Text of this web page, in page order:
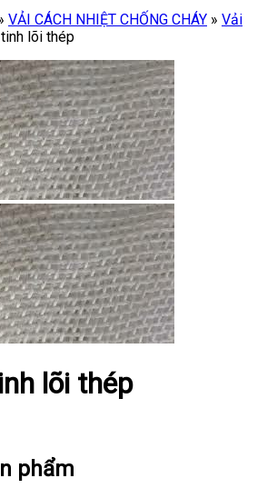
VẢI CÁCH NHIỆT CHỐNG CHÁY » Vải
lõi thép
lõi thép
phẩm